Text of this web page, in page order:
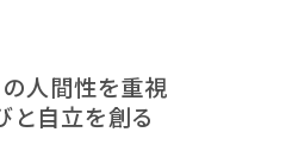
人間性を重視
と自立を創る